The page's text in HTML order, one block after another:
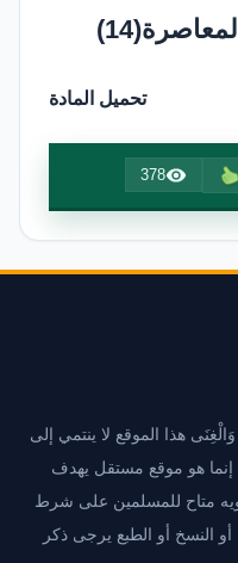
تحميل المادة
378
هذا الموقع لا ينتمي إلى
إنما هو موقع مستقل يهدف
متاح للمسلمين على شرط
النسخ أو الطبع يرجى ذكر